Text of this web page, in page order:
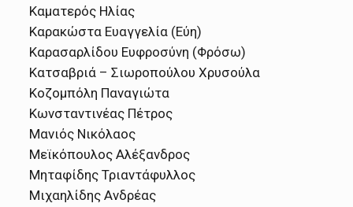
Καματερός Ηλίας
Καρακώστα Ευαγγελία (Εύη)
Καρασαρλίδου Ευφροσύνη (Φρόσω)
Κατσαβριά – Σιωροπούλου Χρυσούλα
Κοζομπόλη Παναγιώτα
Κωνσταντινέας Πέτρος
Μανιός Νικόλαος
Μεϊκόπουλος Αλέξανδρος
Μηταφίδης Τριαντάφυλλος
Μιχαηλίδης Ανδρέας